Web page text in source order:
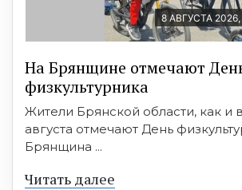
8 АВГУСТА 2026,
На Брянщине отмечают
физкультурника
Жители Брянской области, как и
августа отмечают День
Брянщина ...
Читать далее